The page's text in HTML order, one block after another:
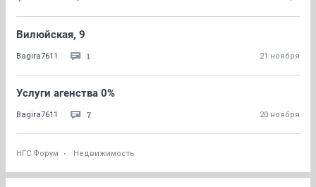
Вилюйская, 9
Bagira7611 1 21 ноября
Услуги агенства 0%
Bagira7611 7 20 ноября
НГС.Форум Недвижимость